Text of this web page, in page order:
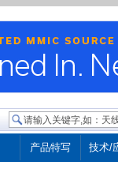
产品特写 技术/